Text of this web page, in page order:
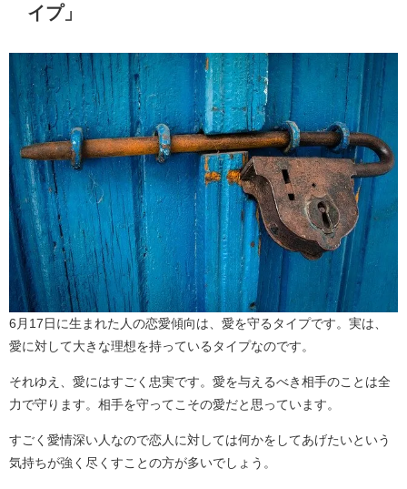
イプ」
6月17日に生まれた人の恋愛傾向は、愛を守るタイプです。実は、
愛に対して大きな理想を持っているタイプなのです。
それゆえ、愛にはすごく忠実です。愛を与えるべき相手のことは全
力で守ります。相手を守ってこその愛だと思っています。
すごく愛情深い人なので恋人に対しては何かをしてあげたいという
気持ちが強く尽くすことの方が多いでしょう。